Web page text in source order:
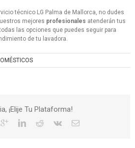
técnico LG Palma de Mallorca, no dudes
mejores profesionales atenderán tus
las opciones que puedes seguir para
de tu lavadora.
¡Elije Tu Plataforma!